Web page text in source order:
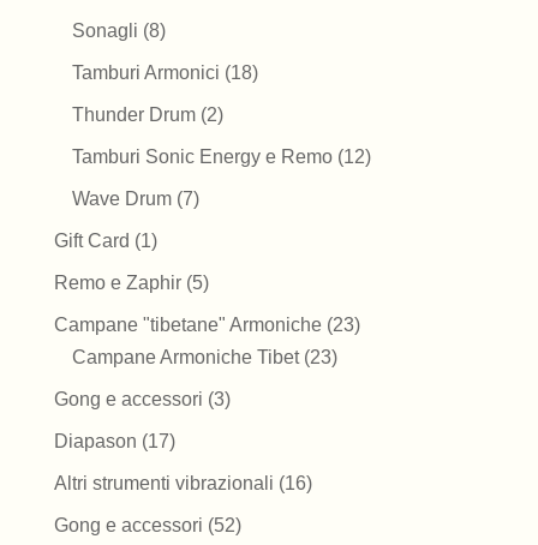
Sonagli 88
prodotti
Tamburi Armonici 1818
Thunder Drum 22
Tamburi Sonic Energy e Remo 1212
Wave Drum 77
Gift Card 11
prodotto
Remo e Zaphir 55
prodotti
Campane "tibetane" Armoniche 2323
Campane Armoniche Tibet 2323
Gong e accessori 33
Diapason 1717
prodotti
Altri strumenti vibrazionali 1616
Gong e accessori 5252